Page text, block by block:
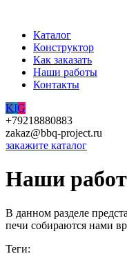
Каталог
Конструктор
Как заказать
Наши работы
Контакты
KIG
+79218880883
zakaz@bbq-project.ru
закажите каталог
Наши
В данном разделе
печи собираются нами
Теги: